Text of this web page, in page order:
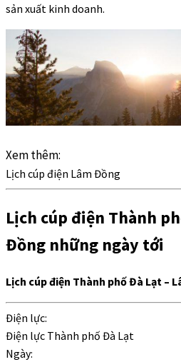
sản xuất kinh doanh.
Xem thêm:
Lịch cúp điện Lâm Đồng
Lịch cúp điện Thành
Đồng những ngày tới
Lịch cúp điện Thành phố Đà Lạt –
Điện lực:
Điện lực Thành phố Đà Lạt
Ngày: